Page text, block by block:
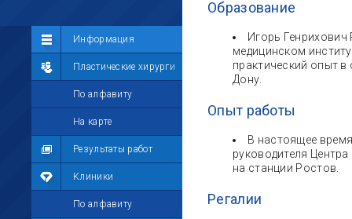
Информация
Пластические хирурги
По алфавиту
На карте
Результаты работ
Клиники
По алфавиту
Сообщество
Лента
Участники
Мой профиль
Мои сообщения
Мои фотографии
Мои комментарии
Образование
Игорь
медицинском
практический опыт
Дону.
Опыт работы
В настоящее
руководителя
на станции Ростов.
Регалии